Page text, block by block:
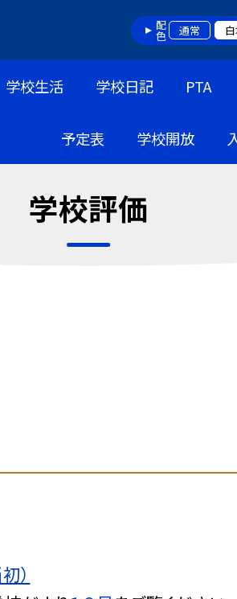
配色 通常
学校生活 学校日記 PTA
予定表 学校開放
学校評価
）